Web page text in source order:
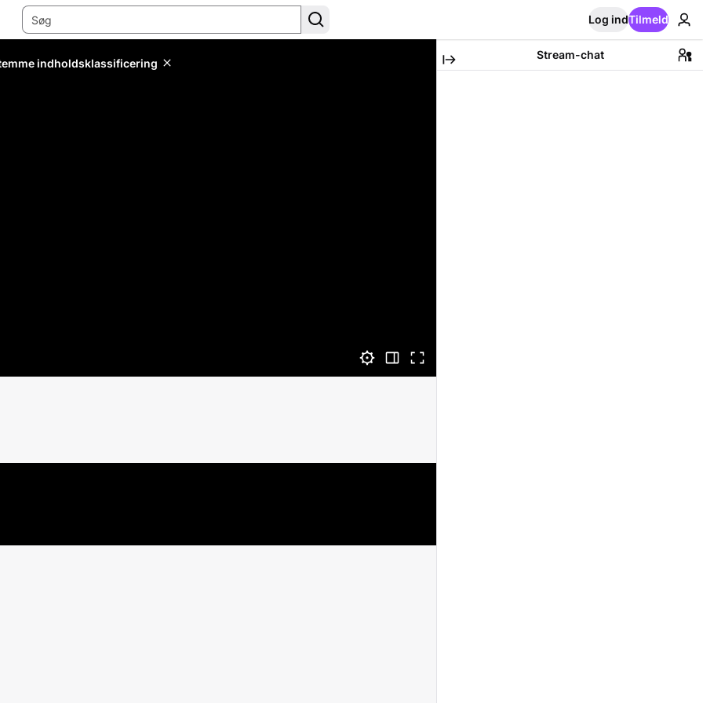
Log indTilmeld
indholdsklassificering
Stream-chat